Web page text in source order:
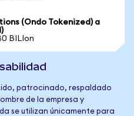
(Ondo Tokenized) a
BILIon
patrocinado, respaldado
de la empresa y
se utilizan únicamente para